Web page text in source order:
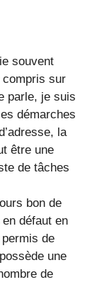
souvent
compris sur
parle, je suis
démarches
la
être une
de tâches
bon de
défaut en
de
une
de